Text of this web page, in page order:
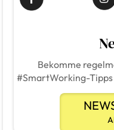
Bekomme
#SmartWorking-